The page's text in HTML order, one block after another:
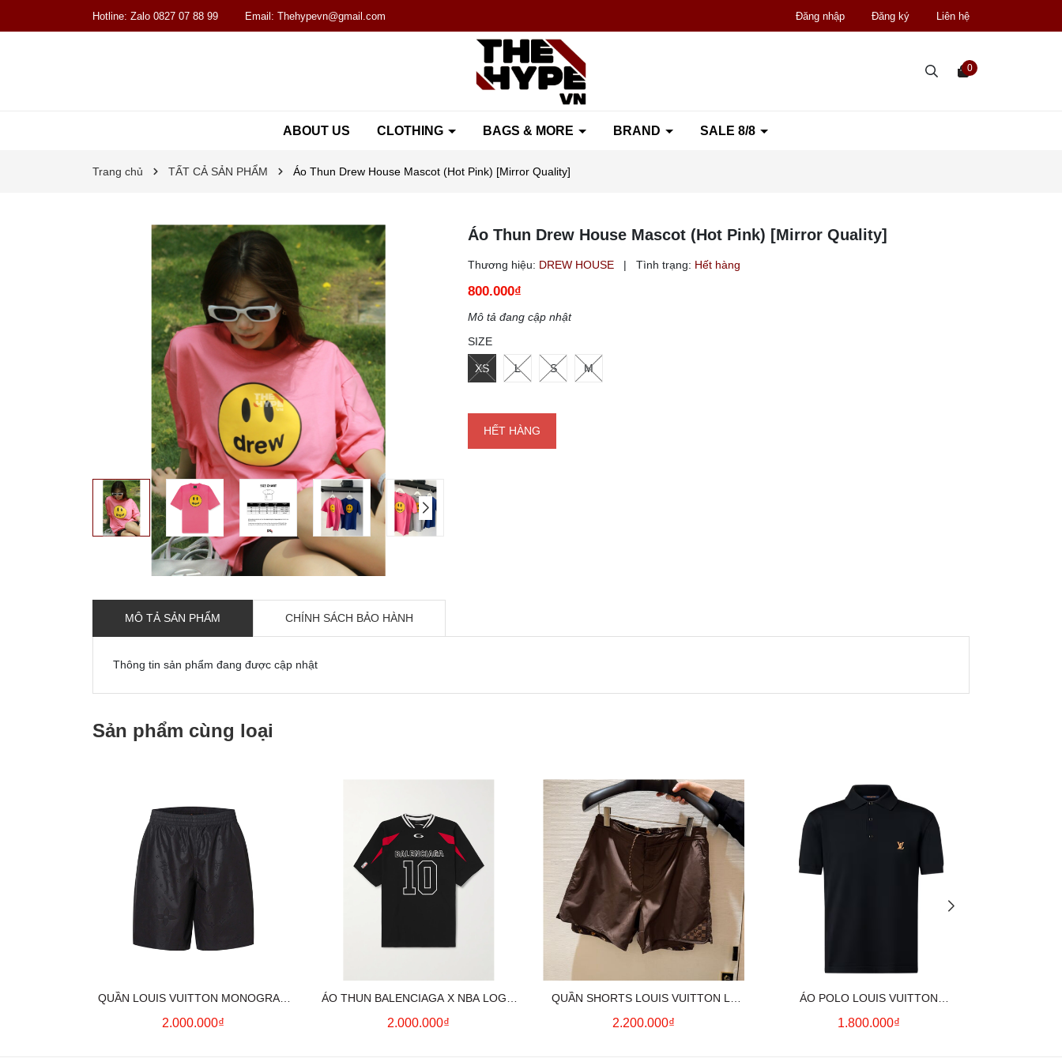
Hotline: Zalo 0827 07 88 99 Email: Thehypevn@gmail.com Đăng nhập Đăng ký Liên hệ
ABOUT US CLOTHING BAGS & MORE BRAND SALE 8/8
0
Trang chủ TẤT CẢ SẢN PHẨM Áo Thun Drew House Mascot (Hot Pink) [Mirror Quality]
Áo Thun Drew House Mascot (Hot Pink) [Mirror Quality]
Thương hiệu: DREW HOUSE | Tình trạng: Hết hàng
800.000₫
Mô tả đang cập nhật
SIZE
XS L S M
HẾT HÀNG
MÔ TẢ SẢN PHẨM CHÍNH SÁCH BẢO HÀNH
Thông tin sản phẩm đang được cập nhật
Sản phẩm cùng loại
QUẦN LOUIS VUITTON MONOGRAM
MOIRE JACQUARD SILK SHORTS IN
2.000.000₫
ÁO THUN BALENCIAGA X NBA LOGO
COTTON JERSEY T-SHIRT
2.000.000₫
QUẦN SHORTS LOUIS VUITTON LV
MONOGRAM SWIMWEAR (BROWN)
2.200.000₫
ÁO POLO LOUIS VUITTON
SIGNATURE LOGO (BLACK)
1.800.000₫